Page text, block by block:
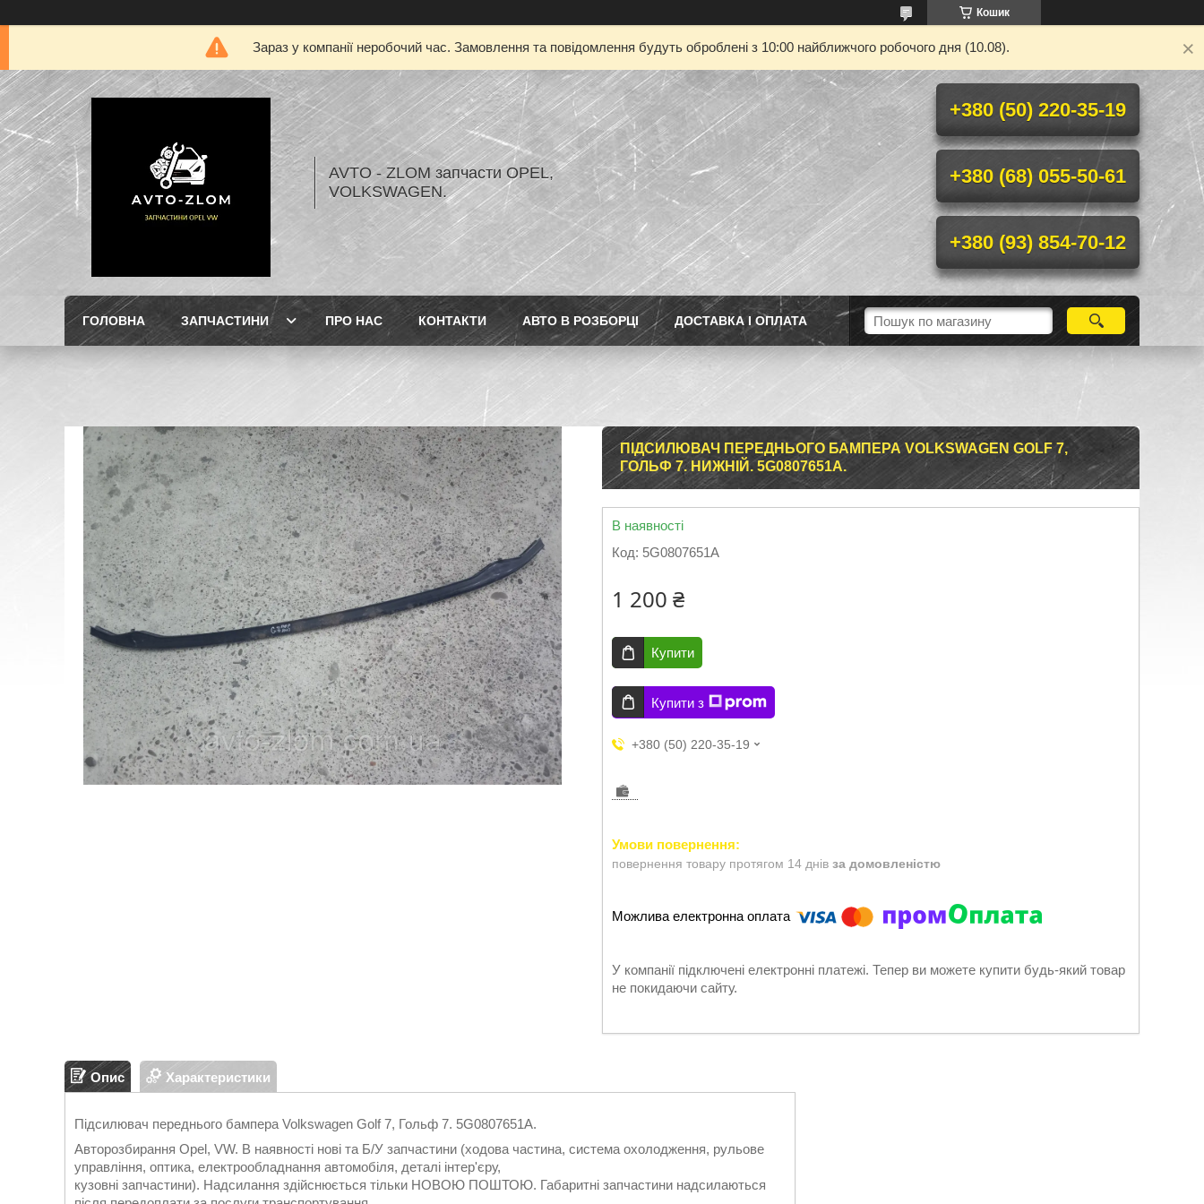
Кошик
Зараз у компанії неробочий час. Замовлення та повідомлення будуть оброблені з 10:00 найближчого робочого дня (10.08).
AVTO - ZLOM запчасти OPEL,
VOLKSWAGEN.
+380 (50) 220-35-19
+380 (68) 055-50-61
+380 (93) 854-70-12
ГОЛОВНА ЗАПЧАСТИНИ ПРО НАС КОНТАКТИ АВТО В РОЗБОРЦІ ДОСТАВКА І ОПЛАТА
ПІДСИЛЮВАЧ ПЕРЕДНЬОГО БАМПЕРА VOLKSWAGEN GOLF 7,
ГОЛЬФ 7. НИЖНІЙ. 5G0807651A.
В наявності
Код: 5G0807651A
1 200 ₴
Купити
Купити з
+380 (50) 220-35-19
повернення товару протягом 14 днів за домовленістю
У компанії підключені електронні платежі. Тепер ви можете купити будь-який товар
не покидаючи сайту.
Опис Характеристики
Підсилювач переднього бампера Volkswagen Golf 7, Гольф 7. 5G0807651A.
Авторозбирання Opel, VW. В наявності нові та Б/У запчастини (ходова частина, система охолодження, рульове
управління, оптика, електрообладнання автомобіля, деталі інтер'єру,
кузовні запчастини). Надсилання здійснюється тільки НОВОЮ ПОШТОЮ. Габаритні запчастини надсилаються